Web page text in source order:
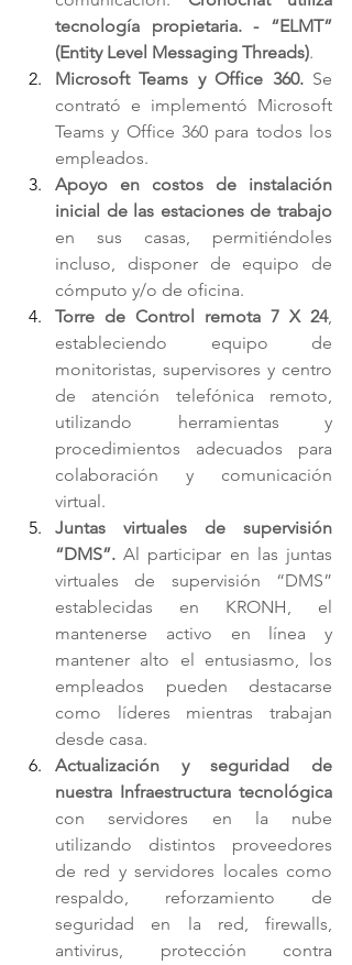
tecnología propietaria. - “ELMT”
(Entity Level Messaging Threads).
Microsoft Teams y Office 360. Se
contrató e implementó Microsoft
Teams y Office 360 para todos los
empleados.
Apoyo en costos de instalación
inicial de las estaciones de trabajo
en sus casas, permitiéndoles
incluso, disponer de equipo de
cómputo y/o de oficina.
Torre de Control remota 7 X 24,
estableciendo equipo de
monitoristas, supervisores y centro
de atención telefónica remoto,
utilizando herramientas y
procedimientos adecuados para
colaboración y comunicación
virtual.
Juntas virtuales de supervisión
“DMS”. Al participar en las juntas
virtuales de supervisión “DMS”
establecidas en KRONH, el
mantenerse activo en línea y
mantener alto el entusiasmo, los
empleados pueden destacarse
como líderes mientras trabajan
desde casa.
Actualización y seguridad de
con servidores en la nube
utilizando distintos proveedores
de red y servidores locales como
respaldo, reforzamiento de
seguridad en la red, firewalls,
antivirus, protección contra